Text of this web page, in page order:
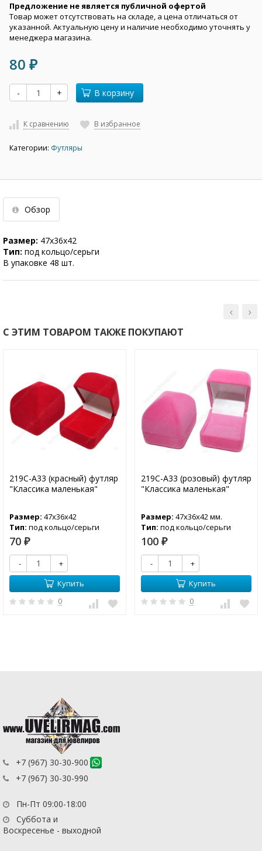
Предложение не является публичной офертой
Товар может отсутствовать на складе, а цена отличаться от
указанной. Актуальную цену и наличие необходимо уточнять у
менеджера магазина.
80 ₽
- + В корзину
К сравнению В избранное
Категории: Футляры
Обзор
Размер: 47х36х42
Тип: под кольцо/серьги
В упаковке 48 шт.
С ЭТИМ ТОВАРОМ ТАКЖЕ ПОКУПАЮТ
219С-А33 (красный) футляр
"Классика маленькая"
Размер: 47х36х42
Тип: под кольцо/серьги
70 ₽
-
+
Купить
0
219С-А33 (розовый) футляр
"Классика маленькая"
Размер: 47х36х42 мм.
Тип: под кольцо/серьги
100 ₽
-
+
Купить
0
+7 (967) 30-30-900
+7 (967) 30-30-990
Пн-Пт 09:00-18:00
Суббота и
Воскресенье - выходной